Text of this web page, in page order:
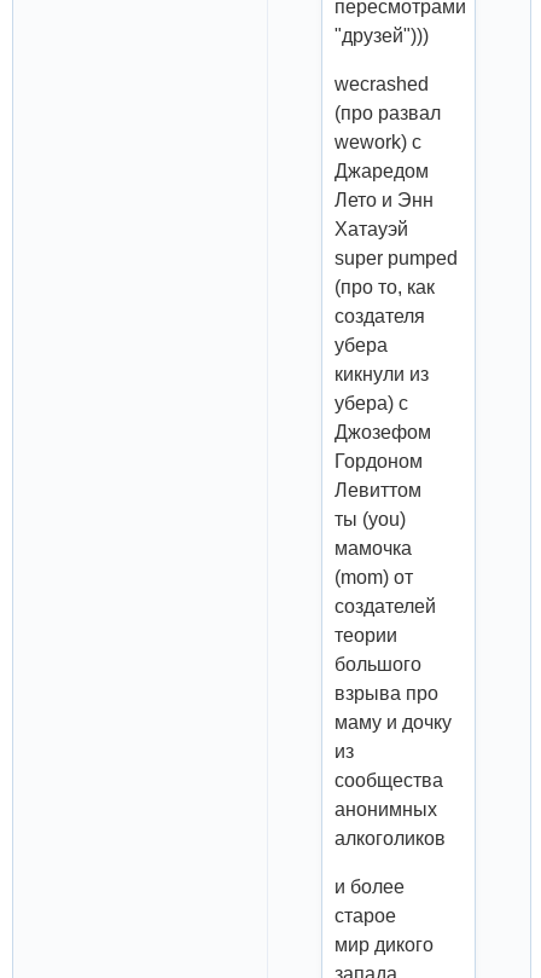
пересмотрами
"друзей")))
wecrashed
(про развал
wework) с
Джаредом
Лето и Энн
Хатауэй
super pumped
(про то, как
создателя
убера
кикнули из
убера) с
Джозефом
Гордоном
Левиттом
ты (you)
мамочка
(mom) от
создателей
теории
большого
взрыва про
маму и дочку
из
сообщества
анонимных
алкоголиков
и более
старое
мир дикого